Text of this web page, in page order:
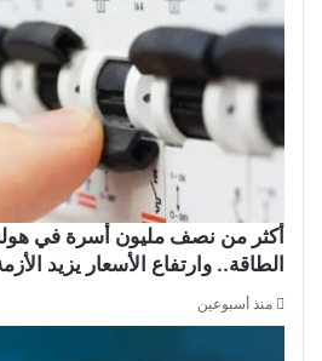
أكثر من نصف مليون أسرة في
الطاقة.. وارتفاع الأسعار يزيد
منذ أسبوعين